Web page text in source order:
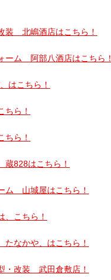
北嶋酒店はこちら！
ム 阿部八酒店はこちら！
はこちら！
ら！
ら！
828はこちら！
ム 山城屋はこちら！
こちら！
なかや、はこちら！
・改装 武田倉敷店！